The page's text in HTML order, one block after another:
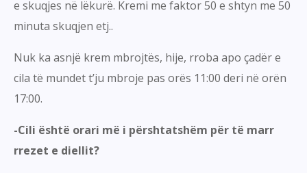
e skuqjes në lëkurë. Kremi me faktor 50 e shtyn me 50
minuta skuqjen etj..
Nuk ka asnjë krem mbrojtës, hije, rroba apo çadër e
cila të mundet t’ju mbroje pas orës 11:00 deri në orën
17:00.
-Cili është orari më i përshtatshëm për të marr
rrezet e diellit?